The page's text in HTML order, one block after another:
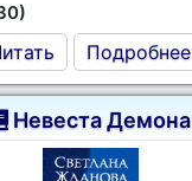
Подробнее
Невеста Демона